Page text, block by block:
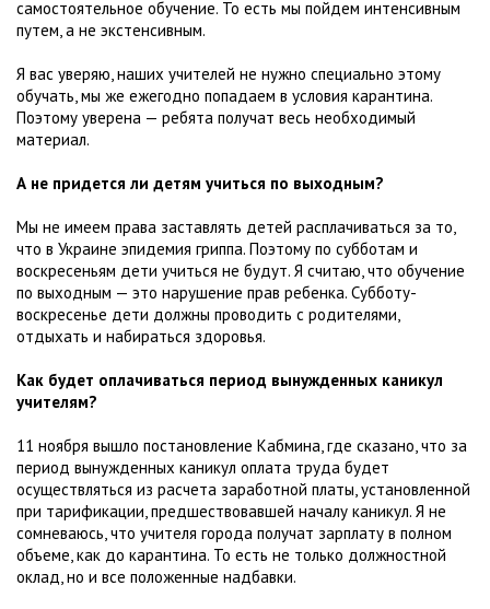
самостоятельное обучение. То есть мы пойдем интенсивным
путем, а не экстенсивным.
Я вас уверяю, наших учителей не нужно специально этому
обучать, мы же ежегодно попадаем в условия карантина.
Поэтому уверена — ребята получат весь необходимый
материал.
А не придется ли детям учиться по выходным?
Мы не имеем права заставлять детей расплачиваться за то,
что в Украине эпидемия гриппа. Поэтому по субботам и
воскресеньям дети учиться не будут. Я считаю, что обучение
по выходным — это нарушение прав ребенка. Субботу-
воскресенье дети должны проводить с родителями,
отдыхать и набираться здоровья.
Как будет оплачиваться период вынужденных каникул
учителям?
11 ноября вышло постановление Кабмина, где сказано, что за
период вынужденных каникул оплата труда будет
осуществляться из расчета заработной платы, установленной
при тарификации, предшествовавшей началу каникул. Я не
сомневаюсь, что учителя города получат зарплату в полном
объеме, как до карантина. То есть не только должностной
оклад, но и все положенные надбавки.